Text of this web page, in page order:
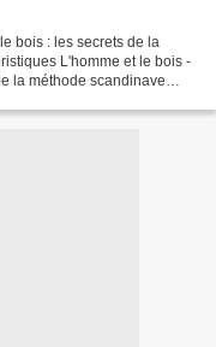
bois : les secrets de la
L'homme et le bois -
la méthode scandinave